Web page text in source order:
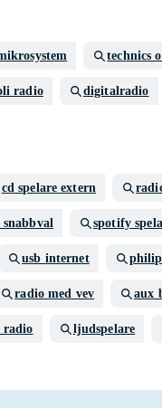
technics
radio digitalradio
cd spelare extern
spotify
usb internet
radio med vev aux
radio ljudspelare